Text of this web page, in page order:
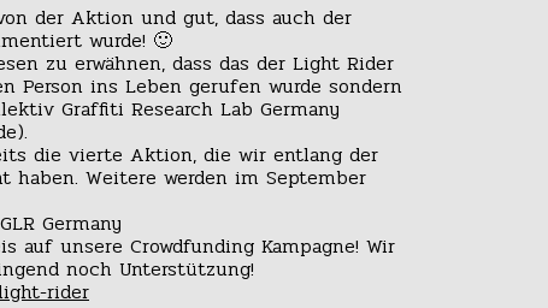
der Aktion und gut, dass auch der
wurde! 🙂
zu erwähnen, dass das der Light Rider
Person ins Leben gerufen wurde sondern
Graffiti Research Lab Germany
die vierte Aktion, die wir entlang der
haben. Weitere werden im September
Germany
auf unsere Crowdfunding Kampagne! Wir
noch Unterstützung!
rider